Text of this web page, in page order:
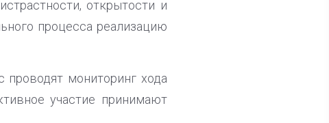
открытости и
процесса реализацию
мониторинг хода
участие принимают